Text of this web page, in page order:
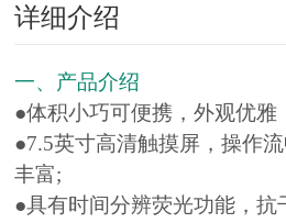
详细介绍
一、产品介绍
●体积小巧可便携，外观优雅
●7.5英寸高清触摸屏，操作
丰富;
●具有时间分辨荧光功能，抗